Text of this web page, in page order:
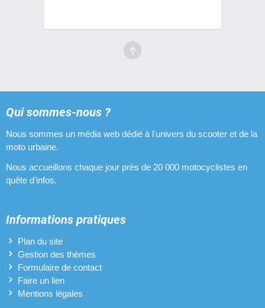
Qui sommes-nous ?
Nous sommes un média web dédié à l'univers du scooter et de la
moto urbaine.
Nous accueillons chaque jour près de 20 000 motocyclistes en
quête d'infos.
Informations pratiques
Plan du site
Gestion des thèmes
Formulaire de contact
Faire un lien
Mentions légales